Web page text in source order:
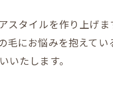
タイルを作り上げ
にお悩みを抱えて
たします。